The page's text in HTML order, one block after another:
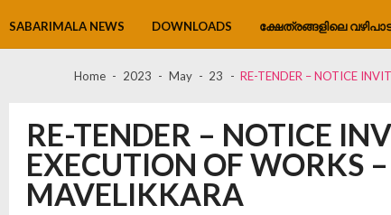
SABARIMALA NEWS DOWNLOADS ക്ഷേത്രങ്ങളിലെ
Home 2023 May 23 RE-TENDER – NOTICE
RE-TENDER – NOTICE
EXECUTION OF WORKS
MAVELIKKARA